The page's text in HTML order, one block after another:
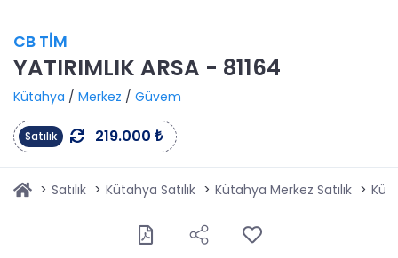
CB TİM
YATIRIMLIK ARSA - 81164
Kütahya / Merkez / Güvem
Satılık 219.000 ₺
Satılık Kütahya Satılık Kütahya Merkez Satılık